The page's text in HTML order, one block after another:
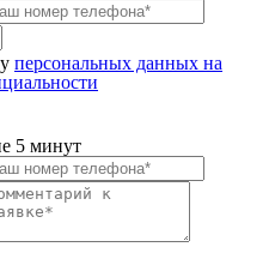
персональных данных на
5 минут